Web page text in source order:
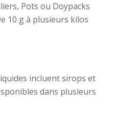
Pots ou Doypacks
10 g à plusieurs kilos
incluent sirops et
dans plusieurs